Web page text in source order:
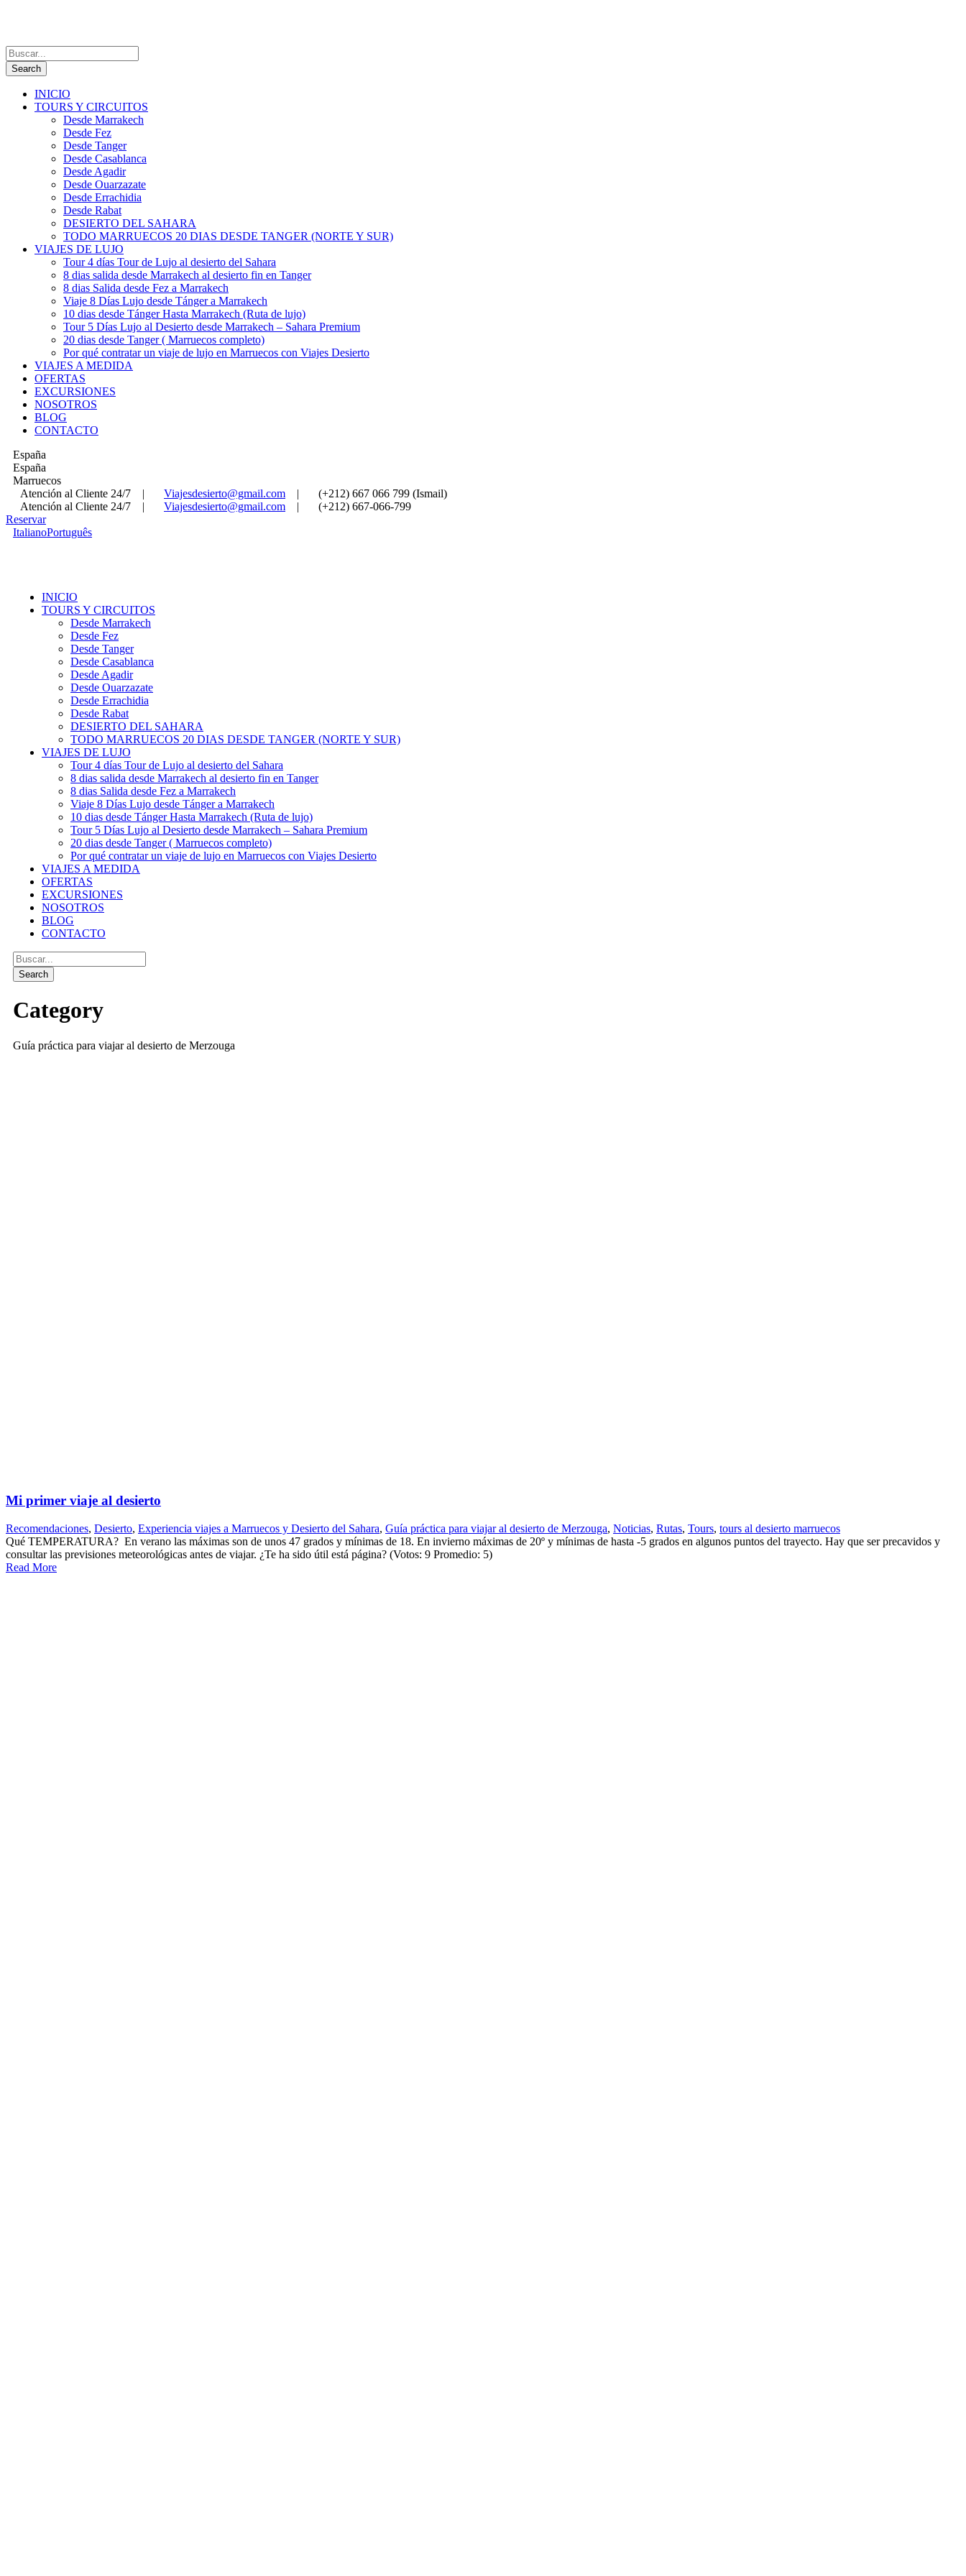
INICIO
TOURS Y CIRCUITOS
Desde Marrakech
Desde Fez
Desde Tanger
Desde Casablanca
Desde Agadir
Desde Ouarzazate
Desde Errachidia
Desde Rabat
DESIERTO DEL SAHARA
TODO MARRUECOS 20 DIAS DESDE TANGER (NORTE Y SUR)
VIAJES DE LUJO
Tour 4 días Tour de Lujo al desierto del Sahara
8 dias salida desde Marrakech al desierto fin en Tanger
8 dias Salida desde Fez a Marrakech
Viaje 8 Días Lujo desde Tánger a Marrakech
10 dias desde Tánger Hasta Marrakech (Ruta de lujo)
Tour 5 Días Lujo al Desierto desde Marrakech – Sahara Premium
20 dias desde Tanger ( Marruecos completo)
Por qué contratar un viaje de lujo en Marruecos con Viajes Desierto
VIAJES A MEDIDA
OFERTAS
EXCURSIONES
NOSOTROS
BLOG
CONTACTO
España
España
Marruecos
Atención al Cliente 24/7
| Viajesdesierto@gmail.com |
(+212) 667 066 799 (Ismail)
Atención al Cliente 24/7
| Viajesdesierto@gmail.com |
(+212) 667-066-799
Reservar
ItalianoPortuguês
INICIO
TOURS Y CIRCUITOS
Desde Marrakech
Desde Fez
Desde Tanger
Desde Casablanca
Desde Agadir
Desde Ouarzazate
Desde Errachidia
Desde Rabat
DESIERTO DEL SAHARA
TODO MARRUECOS 20 DIAS DESDE TANGER (NORTE Y SUR)
VIAJES DE LUJO
Tour 4 días Tour de Lujo al desierto del Sahara
8 dias salida desde Marrakech al desierto fin en Tanger
8 dias Salida desde Fez a Marrakech
Viaje 8 Días Lujo desde Tánger a Marrakech
10 dias desde Tánger Hasta Marrakech (Ruta de lujo)
Tour 5 Días Lujo al Desierto desde Marrakech – Sahara Premium
20 dias desde Tanger ( Marruecos completo)
Por qué contratar un viaje de lujo en Marruecos con Viajes Desierto
VIAJES A MEDIDA
OFERTAS
EXCURSIONES
NOSOTROS
BLOG
CONTACTO
Category
Guía práctica para viajar al desierto de Merzouga
Mi primer viaje al desierto
Recomendaciones, Desierto, Experiencia viajes a Marruecos y Desierto del Sahara, Guía práctica para viajar al desierto de Merzouga, Noticias, Rutas, Tours, tours al desierto marruecos
Qué TEMPERATURA? En verano las máximas son de unos 47 grados y mínimas de 18. En invierno máximas de 20º y mínimas de hasta -5 grados en algunos puntos del trayecto. Hay que ser precavidos y
consultar las previsiones meteorológicas antes de viajar. ¿Te ha sido útil está página? (Votos: 9 Promedio: 5)
Read More